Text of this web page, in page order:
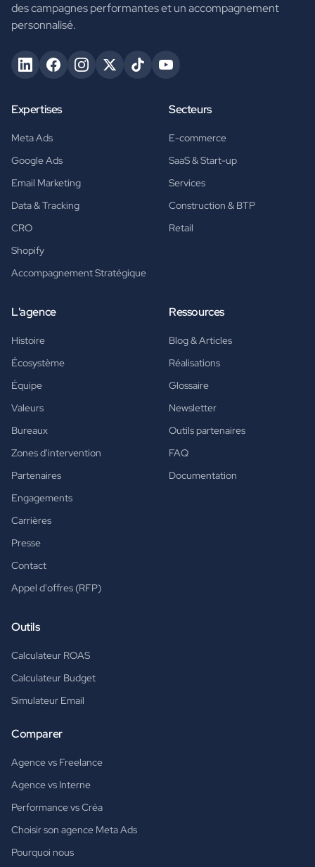
des campagnes performantes et un accompagnement
personnalisé.
Expertises
Meta Ads
Google Ads
Email Marketing
Data & Tracking
CRO
Shopify
Accompagnement Stratégique
Secteurs
E-commerce
SaaS & Start-up
Services
Construction & BTP
Retail
L'agence
Histoire
Écosystème
Équipe
Valeurs
Bureaux
Zones d'intervention
Partenaires
Engagements
Carrières
Presse
Contact
Appel d'offres (RFP)
Ressources
Blog & Articles
Réalisations
Glossaire
Newsletter
Outils partenaires
FAQ
Documentation
Outils
Calculateur ROAS
Calculateur Budget
Simulateur Email
Comparer
Agence vs Freelance
Agence vs Interne
Performance vs Créa
Choisir son agence Meta Ads
Pourquoi nous